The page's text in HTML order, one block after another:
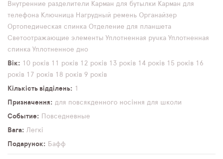
Внутренние разделители Карман для бутылки Карман для
телефона Ключница Нагрудный ремень Органайзер
Ортопедическая спинка Отделение для планшета
Светоотражающие элементы Уплотненная ручка Уплотненная
спинка Уплотненное дно
Вік
10 років 11 років 12 років 13 років 14 років 15 років 16
років 17 років 18 років 9 років
Кількість відділень
1
Призначення
для повсякденного носіння для школи
Событие
Повседневные
Вага
Легкі
Подарунок
Бафф